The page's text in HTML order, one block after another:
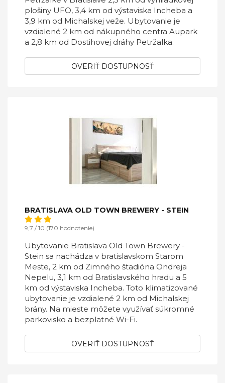
plošiny UFO, 3,4 km od výstaviska Incheba a
3,9 km od Michalskej veže. Ubytovanie je
vzdialené 2 km od nákupného centra Aupark
a 2,8 km od Dostihovej dráhy Petržalka.
OVERIŤ DOSTUPNOSŤ
BRATISLAVA OLD TOWN BREWERY - STEIN
9,7 / 10 (170 hodnotenie)
Ubytovanie Bratislava Old Town Brewery -
Stein sa nachádza v bratislavskom Starom
Meste, 2 km od Zimného štadióna Ondreja
Nepelu, 3,1 km od Bratislavského hradu a 5
km od výstaviska Incheba. Toto klimatizované
ubytovanie je vzdialené 2 km od Michalskej
brány. Na mieste môžete využívať súkromné
parkovisko a bezplatné Wi-Fi.
OVERIŤ DOSTUPNOSŤ